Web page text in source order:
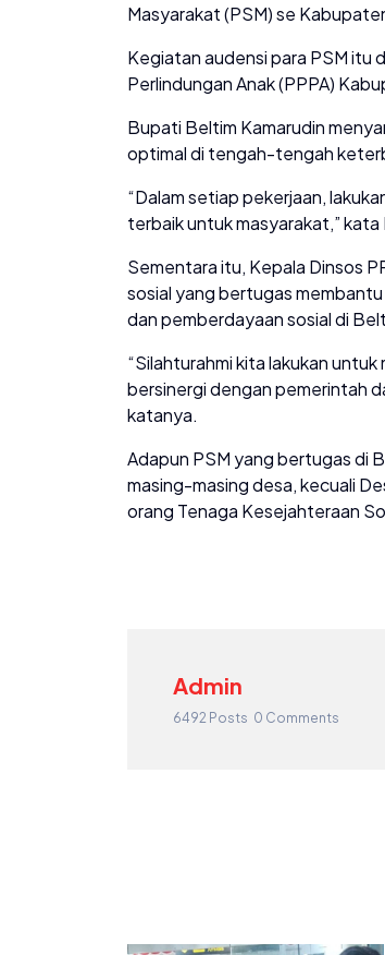
Masyarakat (PSM) se
Kegiatan audensi para PSM itu
Perlindungan Anak (PPPA)
Bupati Beltim Kamarudin
optimal di tengah-tengah
“Dalam setiap pekerjaan,
terbaik untuk masyarakat,”
Sementara itu, Kepala Dinsos
sosial yang bertugas
dan pemberdayaan sosial di
“Silahturahmi kita lakukan
bersinergi dengan pemerintah
katanya.
Adapun PSM yang bertugas di
masing-masing desa, kecuali
orang Tenaga Kesejahteraan
Admin
6492 Posts 0 Comments